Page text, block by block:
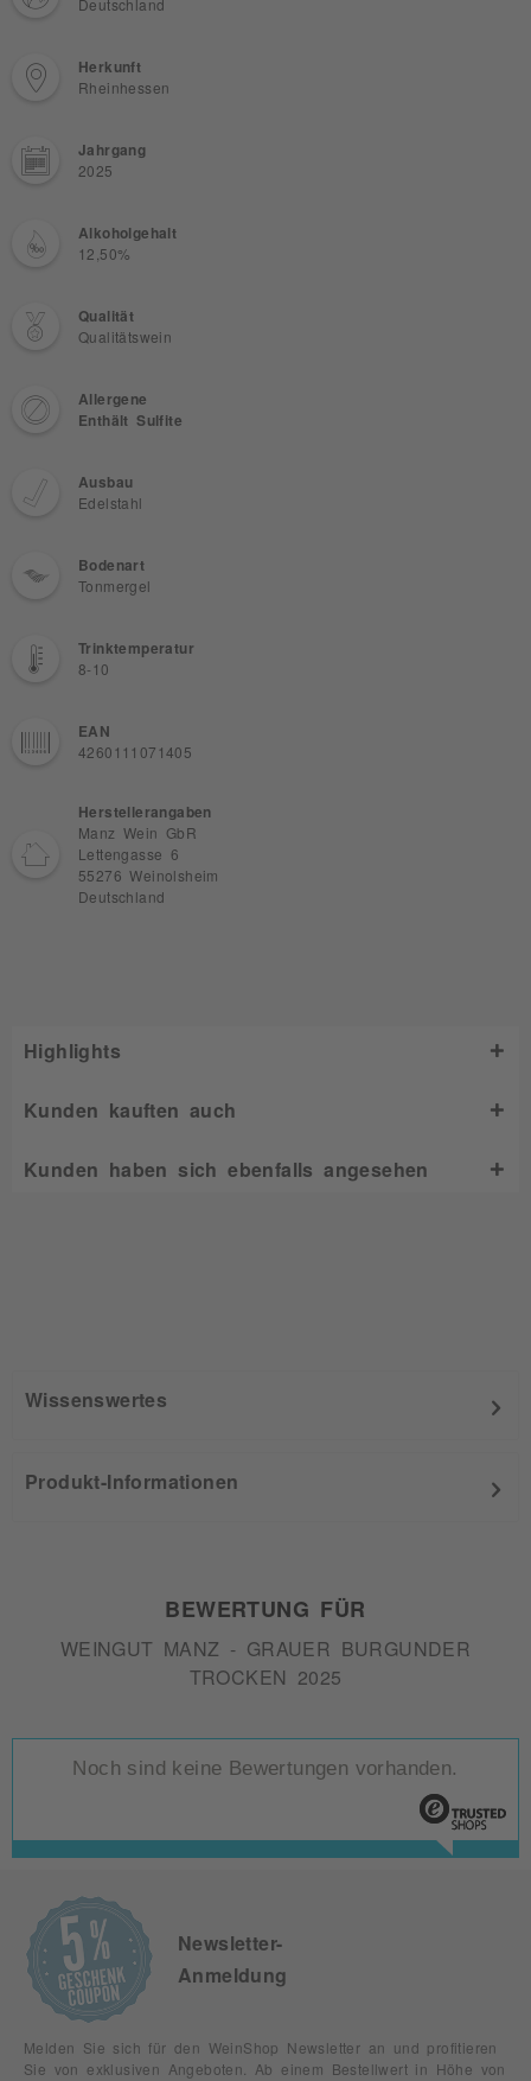
Deutschland
Herkunft
Rheinhessen
Jahrgang
2025
Alkoholgehalt
12,50%
Qualität
Qualitätswein
Allergene
Enthält Sulfite
Ausbau
Edelstahl
Bodenart
Tonmergel
Trinktemperatur
8-10
EAN
4260111071405
Herstellerangaben
Manz Wein GbR
Lettengasse 6
55276 Weinolsheim
Deutschland
Highlights
Kunden kauften auch
Kunden haben sich ebenfalls angesehen
Wissenswertes
Produkt-Informationen
BEWERTUNG FÜR
WEINGUT MANZ - GRAUER BURGUNDER
TROCKEN 2025
Noch sind keine Bewertungen vorhanden.
Newsletter-
Anmeldung
Melden Sie sich für den WeinShop Newsletter an und profitieren
Sie von exklusiven Angeboten. Ab einem Bestellwert in Höhe von